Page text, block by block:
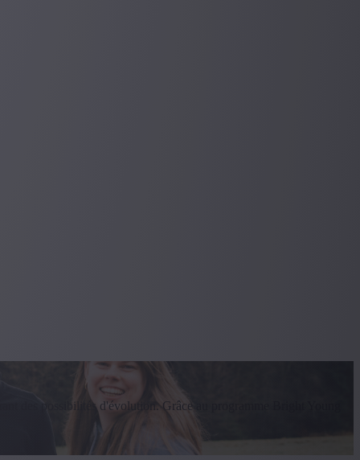
des possibilités d'évolution. Grâce au programme Bright Young